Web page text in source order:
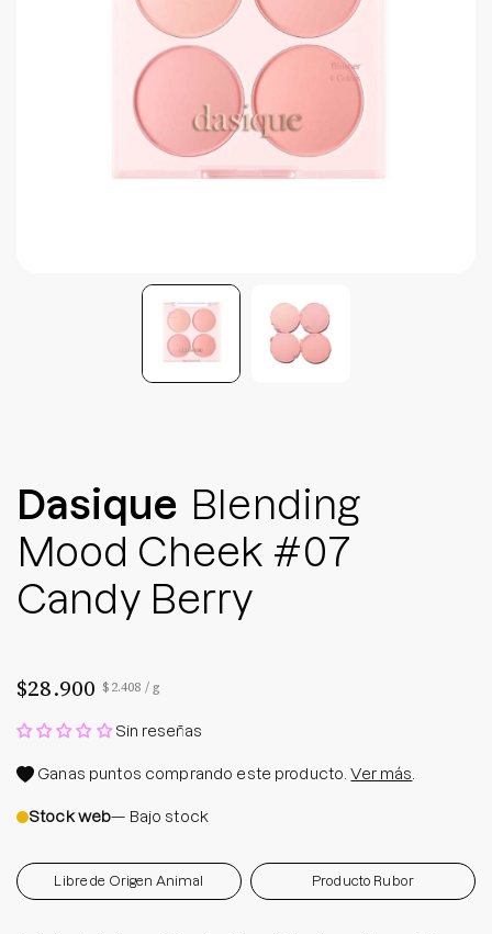
Protector Solar en Barra No.1
Parche para granitos
Rastrear mi Pedido
Parches para granitos internos
Parches para manchitas pos acné
Dasique Blending
Mood Cheek #07
Candy Berry
$28.900 Precio por unidad
$2.408 /por
g
Sin reseñas
Ganas puntos comprando este producto.Ver más
Stock web— Bajo stock
Libre de Origen Animal Producto Rubor